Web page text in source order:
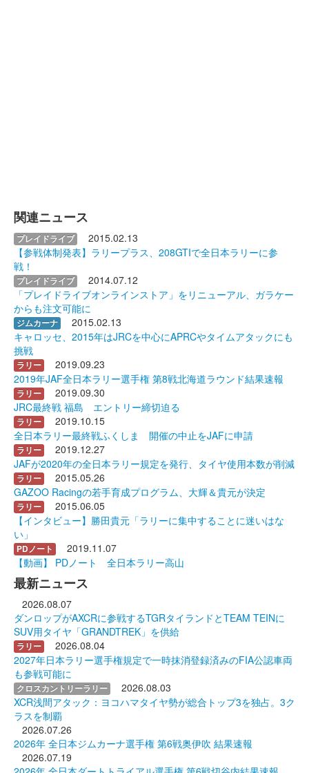
関連ニュース
プレイドライブ
2015.02.13
【参戦体制発表】ラリープラス、208GTIで全日本ラリーに参
戦！
プレイドライブ
2014.07.12
「プレイドライブオンラインストア」をリニューアル、ガラケー
からも注文可能に
ジムカーナ
2015.02.13
キャロッセ、2015年はJRCを中心にAPRCやタイムアタックにも
挑戦
ラリー
2019.09.23
2019年JAF全日本ラリー選手権 第8戦北海道ラウンド結果速報
ラリー
2019.09.30
JRC最終戦 福島 エントリー締切迫る
ラリー
2019.10.15
全日本ラリー最終戦ふくしま 開催の中止をJAFに申請
ラリー
2019.12.27
JAFが2020年の全日本ラリー規定を発行、タイヤ使用本数が削減
ラリー
2015.05.26
GAZOO Racingの若手育成プログラム、大輝＆貴元が決定
ラリー
2015.06.05
【インタビュー】勝田貴元「ラリーに集中することに迷いはな
い」
PDノート
2019.11.07
【動画】 PDノート 全日本ラリー高山
最新ニュース
2026.08.07
ダンロップがAXCRに参戦するTGRタイランドとTEAM TEINに
SUV用タイヤ「GRANDTREK」を供給
ラリー
2026.08.04
2027年日本ラリー選手権規定で一時抹消登録済みのFIA公認車両
も参戦可能に
クロスカントリーラリー
2026.08.03
XCR浅間アタック：ヨコハマタイヤ勢が総合トップ3を独占。3ク
ラスを制覇
2026.07.26
2026年 全日本ジムカーナ選手権 第6戦奥伊吹 結果速報
2026.07.19